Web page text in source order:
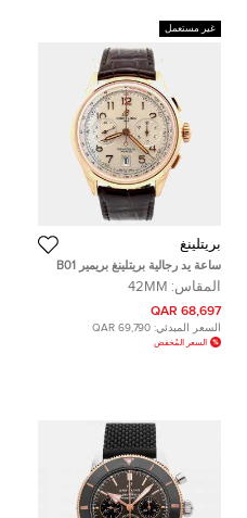
غير مستعمل
بريتلينغ
ساعة يد رجالية بريتلينغ بريمير B01
كرونوغراف 42 RB0145371G1P1
أوتوماتيكية شامبين ذهب وردي 42 مم
المقاس: 42MM
68,697 QAR
السعر المبدئي: 69,790 QAR
السعر المُخفض